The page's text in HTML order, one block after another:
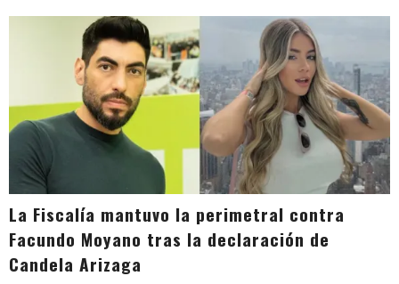
La Fiscalía mantuvo la perimetral contra
Facundo Moyano tras la declaración de
Candela Arizaga